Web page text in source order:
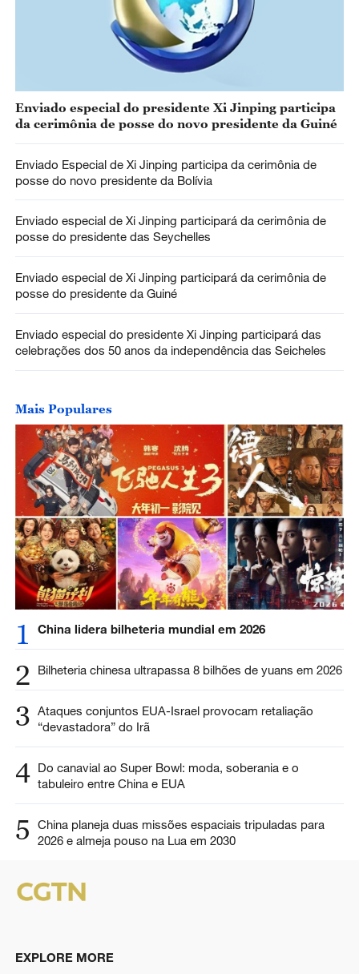
Enviado especial do presidente Xi Jinping participa
da cerimônia de posse do novo presidente da Guiné
Enviado Especial de Xi Jinping participa da cerimônia de
posse do novo presidente da Bolívia
Enviado especial de Xi Jinping participará da cerimônia de
posse do presidente das Seychelles
Enviado especial de Xi Jinping participará da cerimônia de
posse do presidente da Guiné
Enviado especial do presidente Xi Jinping participará das
celebrações dos 50 anos da independência das Seicheles
Mais Populares
1 China lidera bilheteria mundial em 2026
2 Bilheteria chinesa ultrapassa 8 bilhões de yuans em 2026
3 Ataques conjuntos EUA-Israel provocam retaliação
“devastadora” do Irã
4 Do canavial ao Super Bowl: moda, soberania e o
tabuleiro entre China e EUA
5
China planeja duas missões espaciais tripuladas para
2026 e almeja pouso na Lua em 2030
EXPLORE MORE